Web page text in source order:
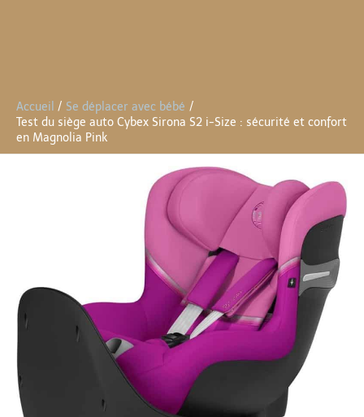
Accueil
Se déplacer avec bébé
Test du siège auto Cybex Sirona S2 i-Size : sécurité et confort
en Magnolia Pink